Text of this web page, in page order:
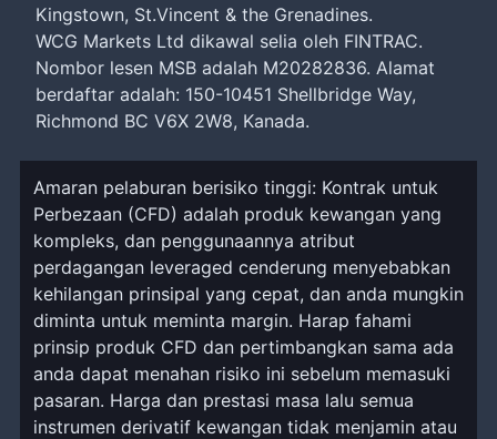
Kingstown, St.Vincent & the Grenadines.
WCG Markets Ltd dikawal selia oleh FINTRAC.
Nombor lesen MSB adalah M20282836. Alamat
berdaftar adalah: 150-10451 Shellbridge Way,
Richmond BC V6X 2W8, Kanada.
Amaran pelaburan berisiko tinggi: Kontrak untuk
Perbezaan (CFD) adalah produk kewangan yang
kompleks, dan penggunaannya atribut
perdagangan leveraged cenderung menyebabkan
kehilangan prinsipal yang cepat, dan anda mungkin
diminta untuk meminta margin. Harap fahami
prinsip produk CFD dan pertimbangkan sama ada
anda dapat menahan risiko ini sebelum memasuki
pasaran. Harga dan prestasi masa lalu semua
instrumen derivatif kewangan tidak menjamin atau